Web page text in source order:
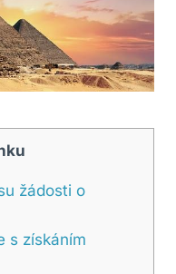
žádosti o
s získáním